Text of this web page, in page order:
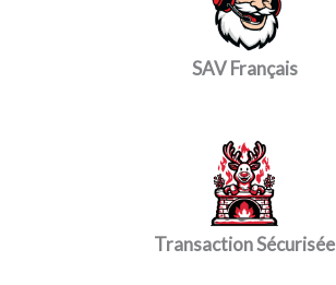
SAV Français
Transaction Sécurisée